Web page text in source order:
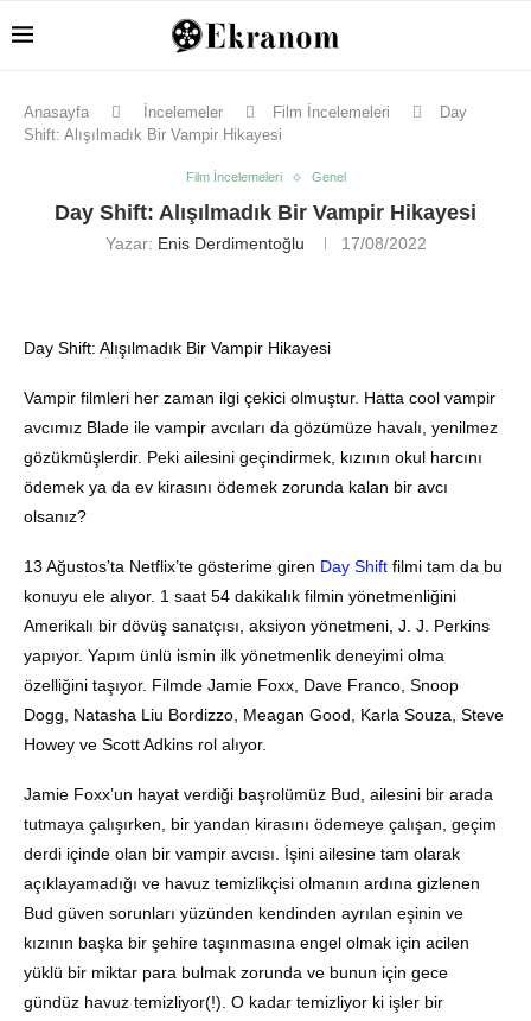
Anasayfa İncelemeler Film İncelemeleri
Day
Shift: Alışılmadık Bir Vampir Hikayesi
Film İncelemeleri Genel
Day Shift: Alışılmadık Bir Vampir Hikayesi
Yazar: Enis Derdimentoğlu 17/08/2022
Day Shift: Alışılmadık Bir Vampir Hikayesi
Vampir filmleri her zaman ilgi çekici olmuştur. Hatta cool vampir
avcımız Blade ile vampir avcıları da gözümüze havalı, yenilmez
gözükmüşlerdir. Peki ailesini geçindirmek, kızının okul harcını
ödemek ya da ev kirasını ödemek zorunda kalan bir avcı
olsanız?
13 Ağustos’ta Netflix’te gösterime giren Day Shift filmi tam da bu
konuyu ele alıyor. 1 saat 54 dakikalık filmin yönetmenliğini
Amerikalı bir dövüş sanatçısı, aksiyon yönetmeni, J. J. Perkins
yapıyor. Yapım ünlü ismin ilk yönetmenlik deneyimi olma
özelliğini taşıyor. Filmde Jamie Foxx, Dave Franco, Snoop
Dogg, Natasha Liu Bordizzo, Meagan Good, Karla Souza, Steve
Howey ve Scott Adkins rol alıyor.
Jamie Foxx’un hayat verdiği başrolümüz Bud, ailesini bir arada
tutmaya çalışırken, bir yandan kirasını ödemeye çalışan, geçim
derdi içinde olan bir vampir avcısı. İşini ailesine tam olarak
açıklayamadığı ve havuz temizlikçisi olmanın ardına gizlenen
Bud güven sorunları yüzünden kendinden ayrılan eşinin ve
kızının başka bir şehire taşınmasına engel olmak için acilen
yüklü bir miktar para bulmak zorunda ve bunun için gece
gündüz havuz temizliyor(!). O kadar temizliyor ki işler bir